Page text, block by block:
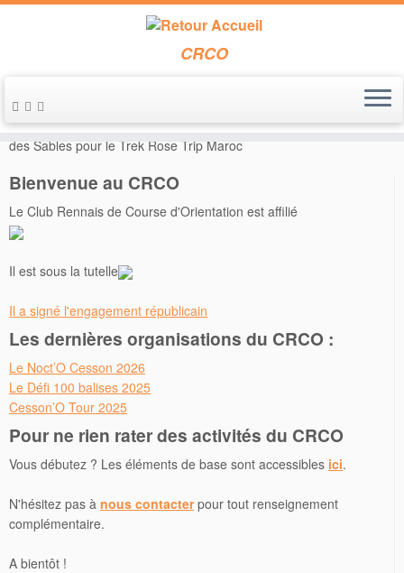
Passer
au
contenu
CRCO
Accueil » Courses » Le CRCO soutient l’équipe Bellange’Rennes
des Sables pour le Trek Rose Trip Maroc
Bienvenue au CRCO
Le Club Rennais de Course d'Orientation est affilié
Il est sous la tutelle
Il a signé l'engagement républicain
Les dernières organisations du CRCO :
Le Noct’O Cesson 2026
Le Défi 100 balises 2025
Cesson’O Tour 2025
Pour ne rien rater des activités du CRCO
Vous débutez ? Les éléments de base sont accessibles ici.
N'hésitez pas à nous contacterpour tout renseignement
complémentaire.
A bientôt !